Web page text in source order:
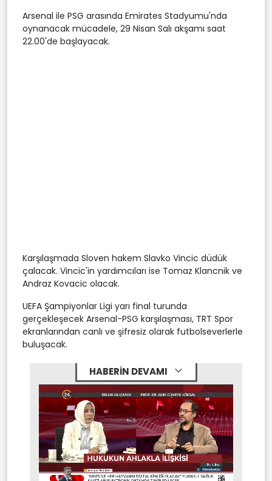
Arsenal ile PSG arasında Emirates Stadyumu'nda
oynanacak mücadele, 29 Nisan Salı akşamı saat
22.00'de başlayacak.
Karşılaşmada Sloven hakem Slavko Vincic düdük
çalacak. Vincic'in yardımcıları ise Tomaz Klancnik ve
Andraz Kovacic olacak.
UEFA Şampiyonlar Ligi yarı final turunda
gerçekleşecek Arsenal-PSG karşılaşması, TRT Spor
ekranlarından canlı ve şifresiz olarak futbolseverlerle
buluşacak.
HABERİN DEVAMI